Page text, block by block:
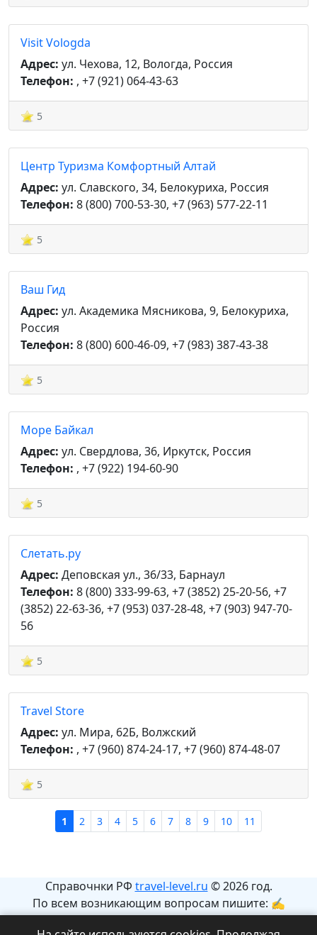
Visit Vologda
Адрес: ул. Чехова, 12, Вологда, Россия
Телефон: , +7 (921) 064-43-63
5
Центр Туризма Комфортный Алтай
Адрес: ул. Славского, 34, Белокуриха, Россия
Телефон: 8 (800) 700-53-30, +7 (963) 577-22-11
5
Ваш Гид
Адрес: ул. Академика Мясникова, 9, Белокуриха,
Россия
Телефон: 8 (800) 600-46-09, +7 (983) 387-43-38
5
Море Байкал
Адрес: ул. Свердлова, 36, Иркутск, Россия
Телефон: , +7 (922) 194-60-90
5
Слетать.ру
Адрес: Деповская ул., 36/33, Барнаул
Телефон: 8 (800) 333-99-63, +7 (3852) 25-20-56, +7
(3852) 22-63-36, +7 (953) 037-28-48, +7 (903) 947-70-
56
5
Travel Store
Адрес: ул. Мира, 62Б, Волжский
Телефон: , +7 (960) 874-24-17, +7 (960) 874-48-07
5
1 2 3 4 5 6 7 8 9 10 11
Справочнки РФ travel-level.ru © 2026 год.
По всем возникающим вопросам пишите: ✍
info@travel-level.ru